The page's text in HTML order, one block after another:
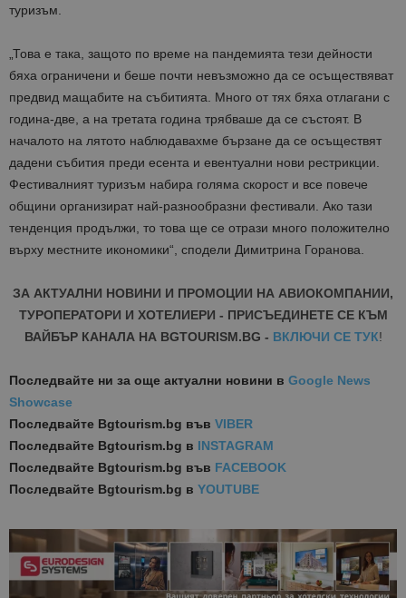
туризъм.
„Това е така, защото по време на пандемията тези дейности
бяха ограничени и беше почти невъзможно да се осъществяват
предвид мащабите на събитията. Много от тях бяха отлагани с
година-две, а на третата година трябваше да се състоят. В
началото на лятото наблюдавахме бързане да се осъществят
дадени събития преди есента и евентуални нови рестрикции.
Фестивалният туризъм набира голяма скорост и все повече
общини организират най-разнообразни фестивали. Ако тази
тенденция продължи, то това ще се отрази много положително
върху местните икономики“, сподели Димитрина Горанова.
ЗА АКТУАЛНИ НОВИНИ И ПРОМОЦИИ НА АВИОКОМПАНИИ,
ТУРОПЕРАТОРИ И ХОТЕЛИЕРИ - ПРИСЪЕДИНЕТЕ СЕ КЪМ
ВАЙБЪР КАНАЛА НА BGTOURISM.BG - ВКЛЮЧИ СЕ ТУК!
Последвайте ни за още актуални новини в Google News
Showcase
Последвайте Bgtourism.bg във VIBER
Последвайте Bgtourism.bg в INSTAGRAM
Последвайте Bgtourism.bg във FACEBOOK
Последвайте Bgtourism.bg в YOUTUBE